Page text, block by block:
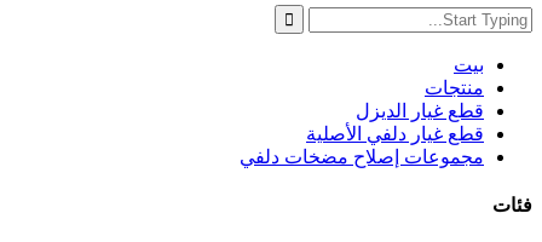
بيت
منتجات
قطع غيار الديزل
قطع غيار دلفي الأصلية
مجموعات إصلاح مضخات دلفي
فئات